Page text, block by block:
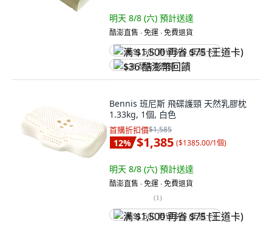
明天 8/8 (六) 預計送達
酷澎直售 ∙ 免運 ∙ 免費退貨
满 $1,500 再省 $75 (王道卡)
$36 酷澎幣回饋
Bennis 班尼斯 飛碟護頸 天然乳膠枕
1.33kg, 1個, 白色
首購折扣價$1,585
12% $1,385 ($1385.00/1個)
明天 8/8 (六) 預計送達
酷澎直售 ∙ 免運 ∙ 免費退貨
(1)
满 $1,500 再省 $75 (王道卡)